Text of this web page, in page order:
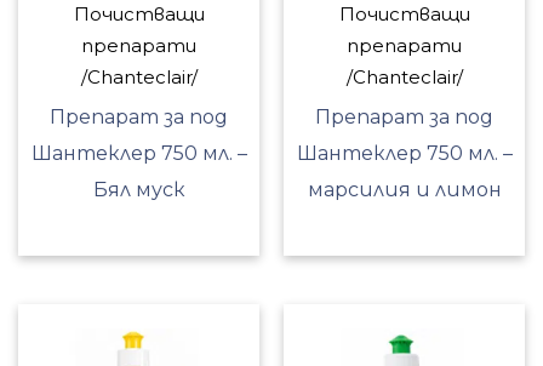
Почистващи
препарати
/Chanteclair/
Препарат за под
Шантеклер 750 мл. –
Бял муск
Почистващи
препарати
/Chanteclair/
Препарат за под
Шантеклер 750 мл. –
марсилия и лимон